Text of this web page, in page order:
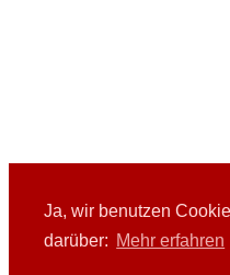
Ja, wir benutzen
darüber: Mehr erfahren